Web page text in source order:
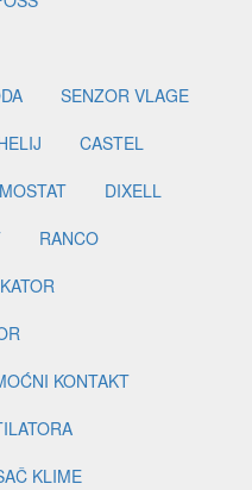
SENZOR VLAGE
CASTEL
DIXELL
RANCO
KONTAKT
KLIME